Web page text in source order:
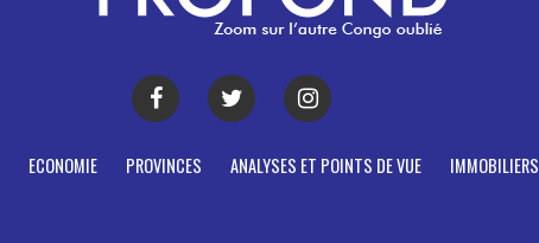
ECONOMIE PROVINCES ANALYSES ET POINTS DE VUE IMMOBILIERS